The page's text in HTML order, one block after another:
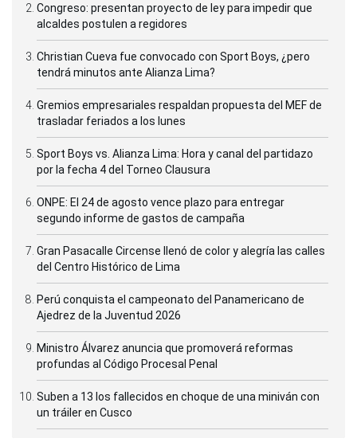
Congreso: presentan proyecto de ley para impedir que
alcaldes postulen a regidores
Christian Cueva fue convocado con Sport Boys, ¿pero
tendrá minutos ante Alianza Lima?
Gremios empresariales respaldan propuesta del MEF de
trasladar feriados a los lunes
Sport Boys vs. Alianza Lima: Hora y canal del partidazo
por la fecha 4 del Torneo Clausura
ONPE: El 24 de agosto vence plazo para entregar
segundo informe de gastos de campaña
Gran Pasacalle Circense llenó de color y alegría las calles
del Centro Histórico de Lima
Perú conquista el campeonato del Panamericano de
Ajedrez de la Juventud 2026
Ministro Álvarez anuncia que promoverá reformas
profundas al Código Procesal Penal
Suben a 13 los fallecidos en choque de una miniván con
un tráiler en Cusco